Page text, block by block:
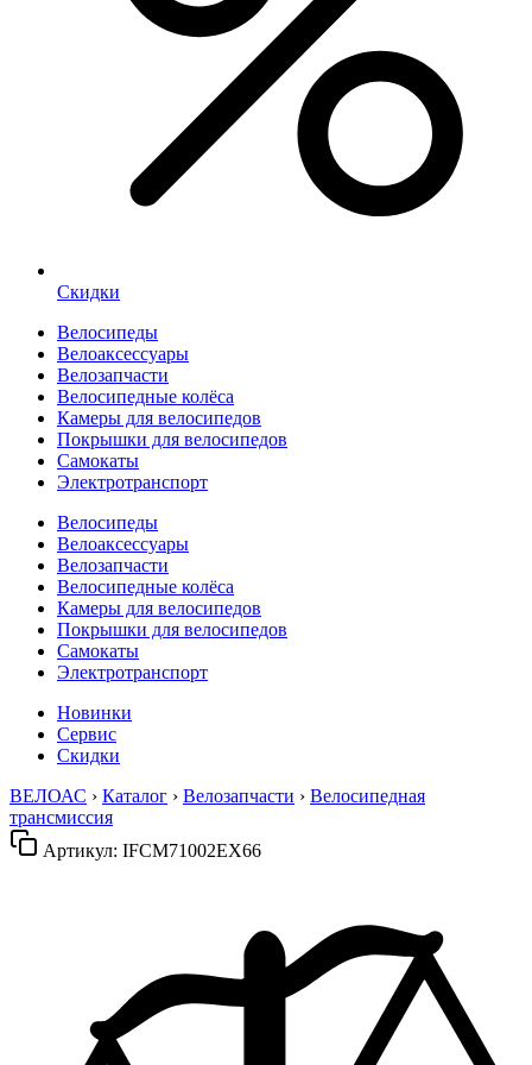
Скидки
Велосипеды
Велоаксессуары
Велозапчасти
Велосипедные колёса
Камеры для велосипедов
Покрышки для велосипедов
Самокаты
Электротранспорт
Велосипеды
Велоаксессуары
Велозапчасти
Велосипедные колёса
Камеры для велосипедов
Покрышки для велосипедов
Самокаты
Электротранспорт
Новинки
Сервис
Скидки
ВЕЛОАС › Каталог › Велозапчасти › Велосипедная
трансмиссия
Артикул: IFCM71002EX66